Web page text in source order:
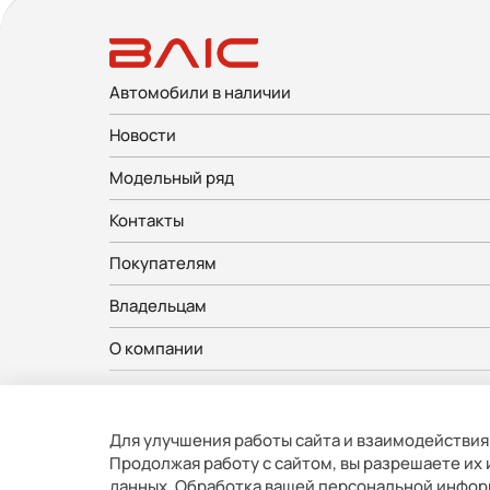
Автомобили в наличии
Новости
Модельный ряд
Контакты
Покупателям
Владельцам
О компании
Вся представленная на сайте информация, касающаяся
время. Все цены, указанные на сайте, не являются
Для улучшения работы сайта и
Продолжая работу с сайтом, вы разрешаете их